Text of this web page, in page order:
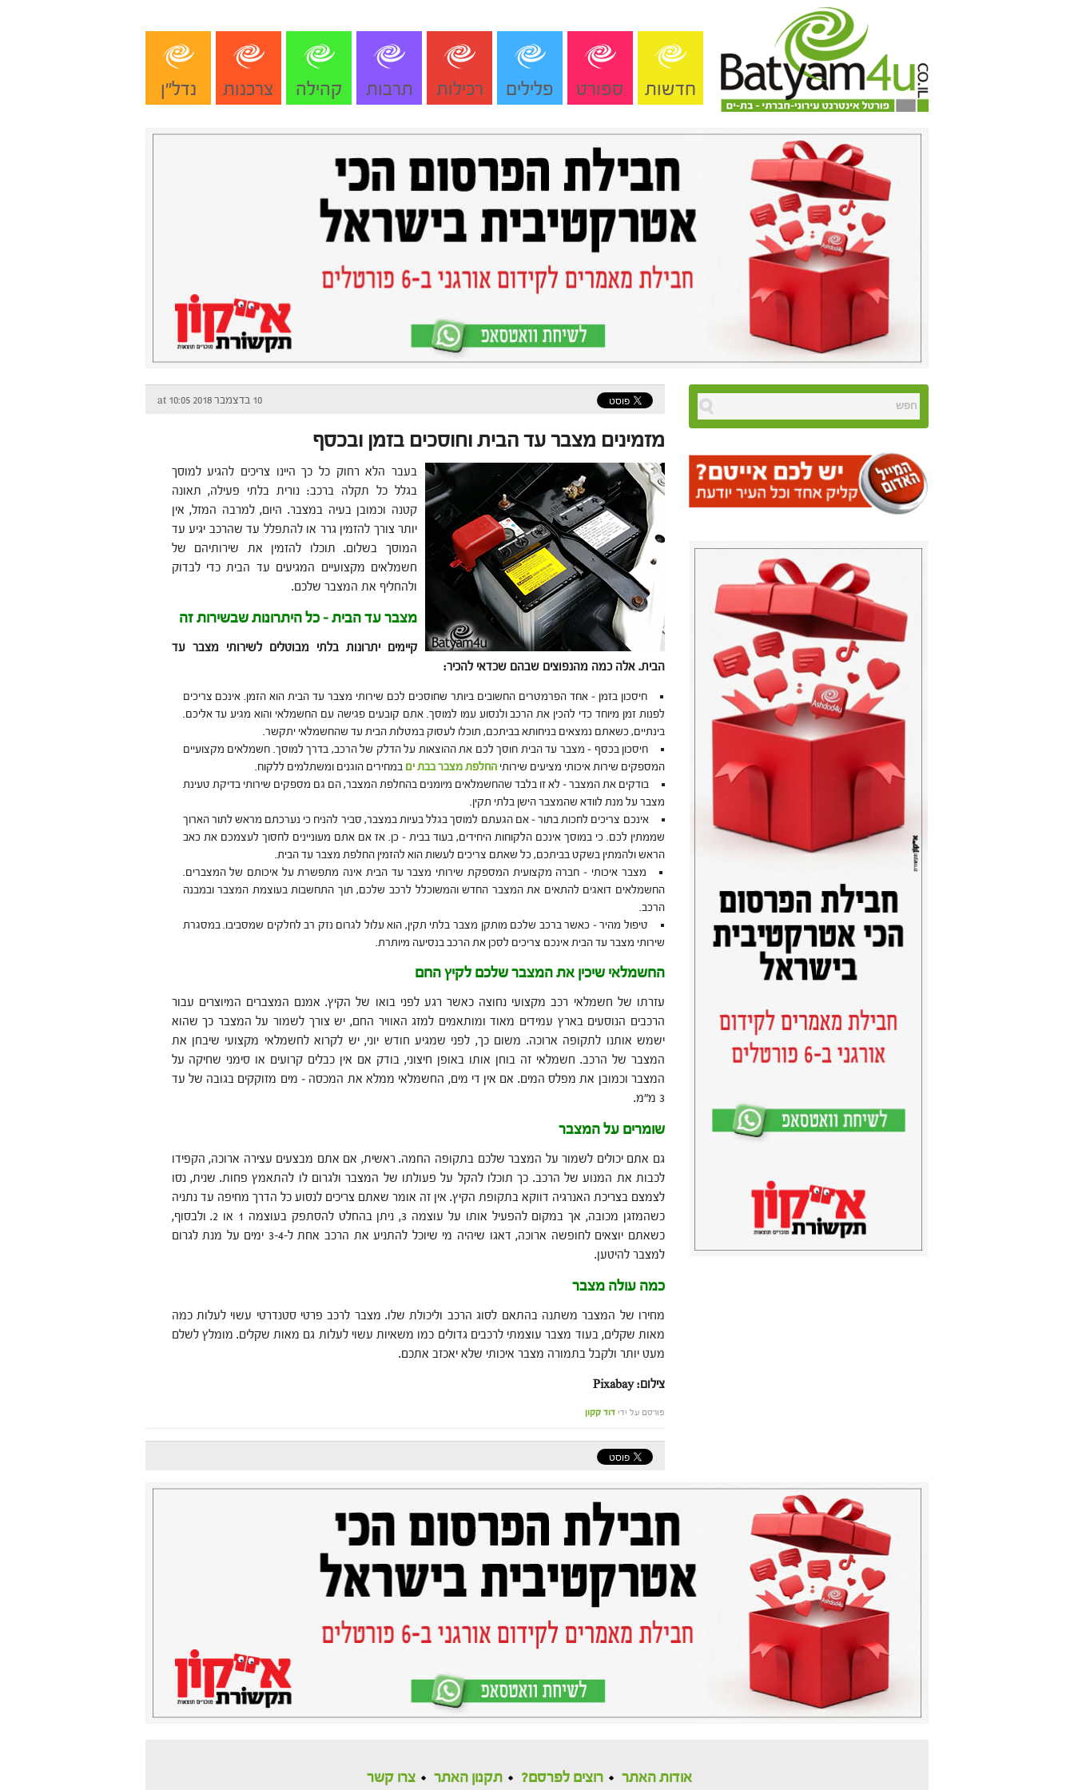
חדשות ספורט פלילים רכילות תרבות קהילה צרכנות נדל"ן
10 בדצמבר 2018 at 10:05
מזמינים מצבר עד הבית וחוסכים בזמן ובכסף
בעבר הלא רחוק כל כך היינו צריכים להגיע למוסך
בגלל כל תקלה ברכב: נורית בלתי פעילה, תאונה
קטנה וכמובן בעיה במצבר. היום, למרבה המזל, אין
יותר צורך להזמין גרר או להתפלל עד שהרכב יגיע עד
המוסך בשלום. תוכלו להזמין את שירותיהם של
חשמלאים מקצועיים המגיעים עד הבית כדי לבדוק
ולהחליף את המצבר שלכם.
מצבר עד הבית – כל היתרונות שבשירות זה
קיימים יתרונות בלתי מבוטלים לשירותי מצבר עד
הבית. אלה כמה מהנפוצים שבהם שכדאי להכיר:
חיסכון בזמן – אחד הפרמטרים החשובים ביותר שחוסכים לכם שירותי מצבר עד הבית הוא הזמן. אינכם צריכים
לפנות זמן מיוחד כדי להכין את הרכב ולנסוע עמו למוסך. אתם קובעים פגישה עם החשמלאי והוא מגיע עד אליכם.
בינתיים, כשאתם נמצאים בניחותא בביתכם, תוכלו לעסוק במטלות הבית עד שהחשמלאי יתקשר.
חיסכון בכסף – מצבר עד הבית חוסך לכם את ההוצאות על הדלק של הרכב, בדרך למוסך. חשמלאים מקצועיים
המספקים שירות איכותי מציעים שירותי החלפת מצבר בבת ים במחירים הוגנים ומשתלמים ללקוח.
בודקים את המצבר – לא זו בלבד שהחשמלאים מיומנים בהחלפת המצבר, הם גם מספקים שירותי בדיקת טעינת
מצבר על מנת לוודא שהמצבר הישן בלתי תקין.
אינכם צריכים לחכות בתור – אם הגעתם למוסך בגלל בעיות במצבר, סביר להניח כי נערכתם מראש לתור הארוך
שממתין לכם. כי במוסך אינכם הלקוחות היחידים, בעוד בבית – כן. אז אם אתם מעוניינים לחסוך לעצמכם את כאב
הראש ולהמתין בשקט בביתכם, כל שאתם צריכים לעשות הוא להזמין החלפת מצבר עד הבית.
מצבר איכותי – חברה מקצועית המספקת שירותי מצבר עד הבית אינה מתפשרת על איכותם של המצברים.
החשמלאים דואגים להתאים את המצבר החדש והמשוכלל לרכב שלכם, תוך התחשבות בעוצמת המצבר ובמבנה
הרכב.
טיפול מהיר – כאשר ברכב שלכם מותקן מצבר בלתי תקין, הוא עלול לגרום נזק רב לחלקים שמסביבו. במסגרת
שירותי מצבר עד הבית אינכם צריכים לסכן את הרכב בנסיעה מיותרת.
החשמלאי שיכין את המצבר שלכם לקיץ החם
עזרתו של חשמלאי רכב מקצועי נחוצה כאשר רגע לפני בואו של הקיץ. אמנם המצברים המיוצרים עבור
הרכבים הנוסעים בארץ עמידים מאוד ומותאמים למזג האוויר החם, יש צורך לשמור על המצבר כך שהוא
ישמש אותנו לתקופה ארוכה. משום כך, לפני שמגיע חודש יוני, יש לקרוא לחשמלאי מקצועי שיבחן את
המצבר של הרכב. חשמלאי זה בוחן אותו באופן חיצוני, בודק אם אין כבלים קרועים או סימני שחיקה על
המצבר וכמובן את מפלס המים. אם אין די מים, החשמלאי ממלא את המכסה – מים מזוקקים בגובה של עד
3 מ"מ.
שומרים על המצבר
גם אתם יכולים לשמור על המצבר שלכם בתקופה החמה. ראשית, אם אתם מבצעים עצירה ארוכה, הקפידו
לכבות את המנוע של הרכב. כך תוכלו להקל על פעולתו של המצבר ולגרום לו להתאמץ פחות. שנית, נסו
לצמצם בצריכת האנרגיה דווקא בתקופת הקיץ. אין זה אומר שאתם צריכים לנסוע כל הדרך מחיפה עד נתניה
כשהמזגן מכובה, אך במקום להפעיל אותו על עוצמה 3, ניתן בהחלט להסתפק בעוצמה 1 או 2. ולבסוף,
כשאתם יוצאים לחופשה ארוכה, דאגו שיהיה מי שיוכל להתניע את הרכב אחת ל-3-4 ימים על מנת לגרום
למצבר להיטען.
כמה עולה מצבר
מחירו של המצבר משתנה בהתאם לסוג הרכב וליכולת שלו. מצבר לרכב פרטי סטנדרטי עשוי לעלות כמה
מאות שקלים, בעוד מצבר עוצמתי לרכבים גדולים כמו משאיות עשוי לעלות גם מאות שקלים. מומלץ לשלם
מעט יותר ולקבל בתמורה מצבר איכותי שלא יאכזב אתכם.
צילום: Pixabay
פורסם על ידי דוד קקון
אודות האתר רוצים לפרסם? תקנון האתר צרו קשר